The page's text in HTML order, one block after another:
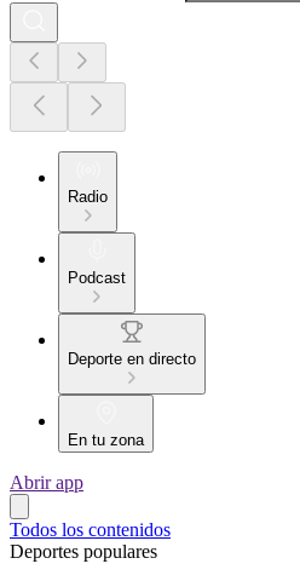
Radio
Podcast
Deporte en directo
En tu zona
Abrir app
Todos los contenidos
Deportes populares